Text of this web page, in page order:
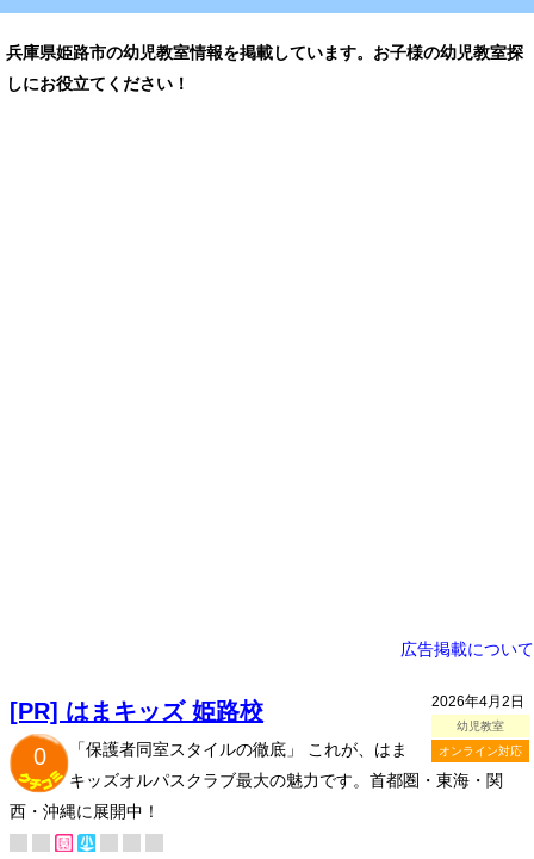
兵庫県姫路市の幼児教室情報を掲載しています。お子様の幼児教室探
しにお役立てください！
広告掲載について
2026年4月2日
幼児教室
オンライン対応
[PR] はまキッズ 姫路校
0
「保護者同室スタイルの徹底」 これが、はま
キッズオルパスクラブ最大の魅力です。首都圏・東海・関
西・沖縄に展開中！